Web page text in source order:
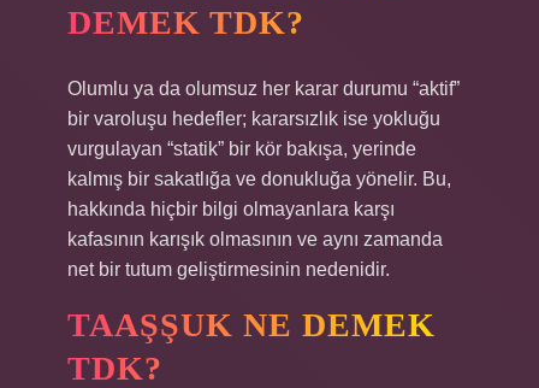
DEMEK TDK?
Olumlu ya da olumsuz her karar durumu “aktif”
bir varoluşu hedefler; kararsızlık ise yokluğu
vurgulayan “statik” bir kör bakışa, yerinde
kalmış bir sakatlığa ve donukluğa yönelir. Bu,
hakkında hiçbir bilgi olmayanlara karşı
kafasının karışık olmasının ve aynı zamanda
net bir tutum geliştirmesinin nedenidir.
TAAŞŞUK NE DEMEK
TDK?